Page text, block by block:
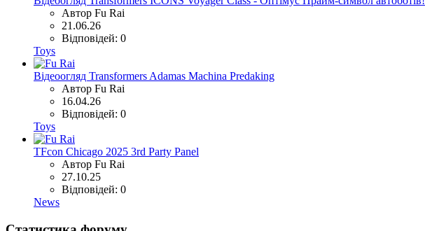
Автор Fu Rai
21.06.26
Відповідей: 0
Toys
Відеоогляд Transformers Adamas Machina Predaking
Автор Fu Rai
16.04.26
Відповідей: 0
Toys
TFcon Chicago 2025 3rd Party Panel
Автор Fu Rai
27.10.25
Відповідей: 0
News